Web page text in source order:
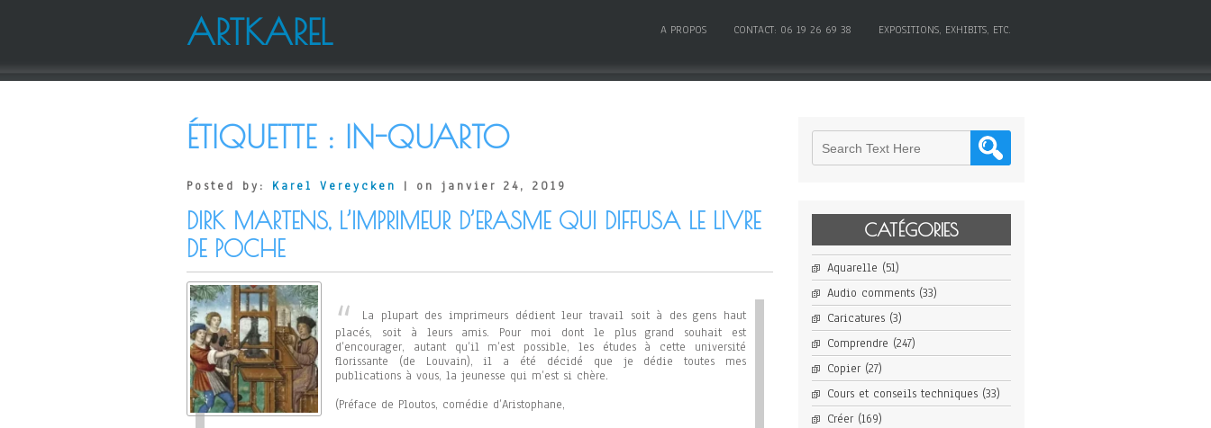
ARTKAREL A PROPOS CONTACT: 06 19 26 69 38 EXPOSITIONS, EXHIBITS, ETC.
ÉTIQUETTE : IN-QUARTO
Posted by: Karel Vereycken | on janvier 24, 2019
DIRK MARTENS, L’IMPRIMEUR D’ERASME QUI DIFFUSA LE LIVRE
DE POCHE
La plupart des imprimeurs dédient leur travail soit à des gens haut
placés, soit à leurs amis. Pour moi dont le plus grand souhait est
d’encourager, autant qu’il m’est possible, les études à cette université
florissante (de Louvain), il a été décidé que je dédie toutes mes
publications à vous, la jeunesse qui m’est si chère.
(Préface de Ploutos, comédie d’Aristophane,
CATÉGORIES
Aquarelle (51)
Audio comments(33)
Caricatures(3)
Comprendre (247)
Copier(27)
Cours et conseils techniques(33)
Créer(169)